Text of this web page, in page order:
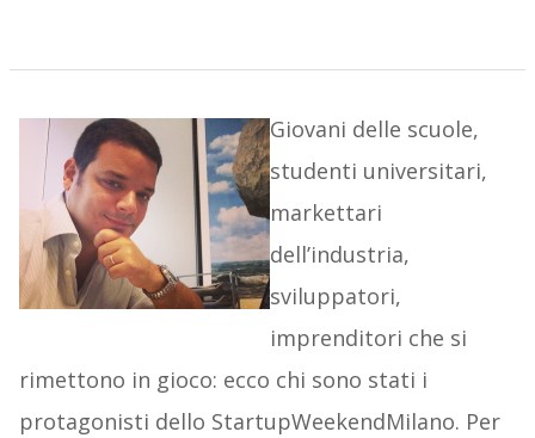
Giovani delle scuole,
studenti universitari,
markettari
dell’industria,
sviluppatori,
imprenditori che si
rimettono in gioco: ecco chi sono stati i
protagonisti dello StartupWeekendMilano. Per